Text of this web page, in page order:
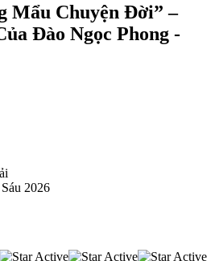
Mẩu Chuyện Đời” –
Đào Ngọc Phong -
2026